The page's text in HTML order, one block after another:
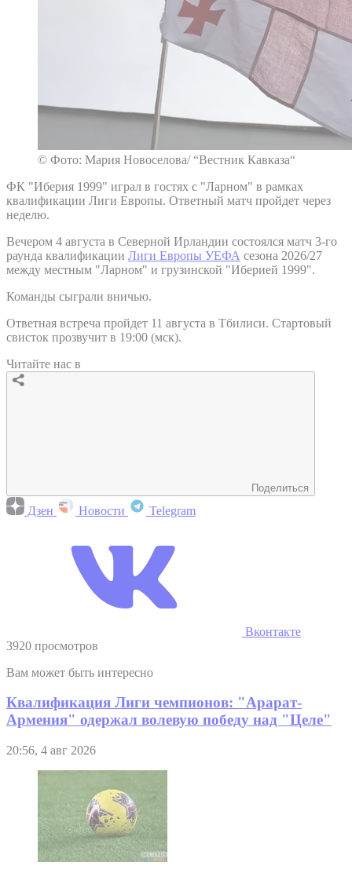
© Фото: Мария Новоселова/ “Вестник Кавказа“
ФК "Иберия 1999" играл в гостях с "Ларном" в рамках
квалификации Лиги Европы. Ответный матч пройдет через
неделю.
Вечером 4 августа в Северной Ирландии состоялся матч 3-го
раунда квалификации Лиги Европы УЕФА сезона 2026/27
между местным "Ларном" и грузинской "Иберией 1999".
Команды сыграли вничью.
Ответная встреча пройдет 11 августа в Тбилиси. Стартовый
свисток прозвучит в 19:00 (мск).
Читайте нас в
Поделиться
Дзен Новости Telegram
Вконтакте
3920 просмотров
Вам может быть интересно
Квалификация Лиги чемпионов: "Арарат-
Армения" одержал волевую победу над "Целе"
20:56, 4 авг 2026